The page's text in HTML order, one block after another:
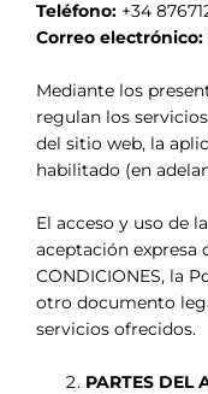
Teléfono: +34
Correo electrónico:
Mediante los
regulan los
del sitio web, la
habilitado (en
El acceso y uso de
aceptación expresa
CONDICIONES, la
otro documento
servicios ofrecidos.
PARTES DEL